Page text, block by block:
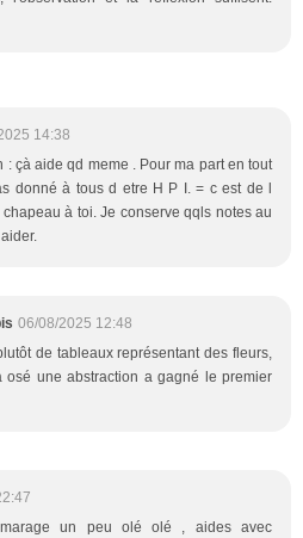
14:38
: çà aide qd meme . Pour ma part en tout
donné à tous d etre H P I. = c est de l
à toi. Je conserve qqls notes au
06/08/2025 12:48
de tableaux représentant des fleurs,
osé une abstraction a gagné le premier
un peu olé olé , aides avec